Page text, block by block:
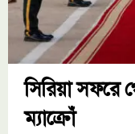
সিরিয়া সফরে
ম্যাক্রোঁ